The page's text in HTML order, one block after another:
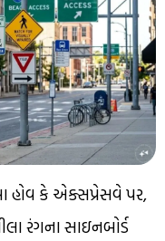
હોવ કે એક્સપ્રેસવે પર,
રંગના સાઇનબોર્ડ